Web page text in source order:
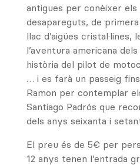
antigues per conèixer els
desapareguts, de
llac d’aigües cristal·lines,
l’aventura americana
història del pilot de
… i es farà un passeig fins
Ramon per contemplar
Santiago Padrós que
dels anys seixanta i
El preu és de 5€ per
12 anys tenen l’entrada